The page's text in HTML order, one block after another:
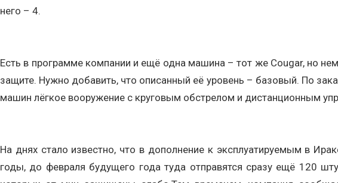
него – 4.
Есть в программе компании и ещё одна машина – тот же Cougar, но
защите. Нужно добавить, что описанный её уровень – базовый. По
машин лёгкое вооружение с круговым обстрелом и дистанционным
На днях стало известно, что в дополнение к эксплуатируемым в
годы, до февраля будущего года туда отправятся сразу ещё 120